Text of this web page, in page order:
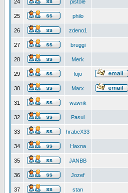
24 pistole
25 philo
26 zdeno1
27 bruggi
28 Merk
29 fojo
30 Marx
31 wawrik
32 Pasul
33 hrabeX33
34 Haxna
35 JANBB
36 Jozef
37 stan